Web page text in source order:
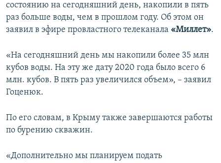
состоянию на сегодняшний день, накопили в пять
раз больше воды, чем в прошлом году. Об этом он
заявил в эфире провластного телеканала «Миллет».
«На сегодняшний день мы накопили более 35 млн
кубов воды. На эту же дату 2020 года было всего 6
млн. кубов. В пять раз увеличился объем», – заявил
Гоценюк.
По его словам, в Крыму также завершаются работы
по бурению скважин.
«Дополнительно мы планируем подать